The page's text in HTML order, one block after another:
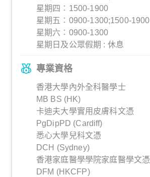
星期四︰1500-1900
星期五︰0900-1300;1500-1900
星期六︰0900-1300
星期日及公眾假期 : 休息
專業資格
香港大學內外全科醫學士
MB BS (HK)
卡迪夫大學實用皮膚科文憑
PgDipPD (Cardiff)
悉心大學兒科文憑
DCH (Sydney)
香港家庭醫學學院家庭醫學文憑
DFM (HKCFP)